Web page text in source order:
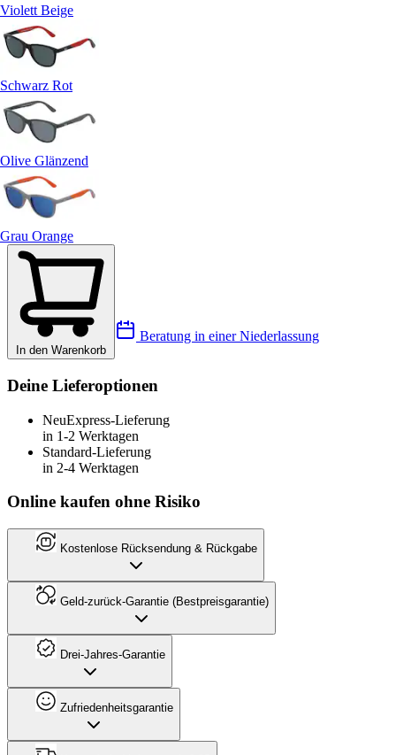
Violett Beige
Schwarz Rot
Olive Glänzend
Grau Orange
In den Warenkorb
Beratung in einer Niederlassung
Deine Lieferoptionen
NeuExpress-Lieferung
in 1-2 Werktagen
Standard-Lieferung
in 2-4 Werktagen
Online kaufen ohne Risiko
Kostenlose Rücksendung & Rückgabe
Geld-zurück-Garantie (Bestpreisgarantie)
Drei-Jahres-Garantie
Zufriedenheitsgarantie